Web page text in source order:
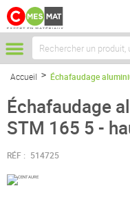
Accueil Échafaudage
Échafaudage
STM 165 5 -
RÉF : 514725